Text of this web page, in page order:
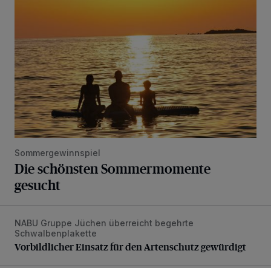
Sommergewinnspiel
Die schönsten Sommermomente
gesucht
Vorbildlicher Einsatz für den Artenschutz gewürdigt
NABU Gruppe Jüchen überreicht begehrte
Schwalbenplakette
Vorbildlicher Einsatz für den Artenschutz gewürdigt